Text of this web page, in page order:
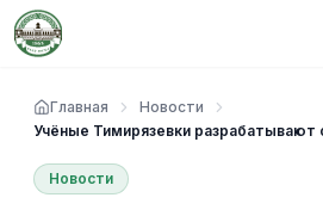
Главная
Новости
Учёные Тимирязевки разрабатывают
Новости